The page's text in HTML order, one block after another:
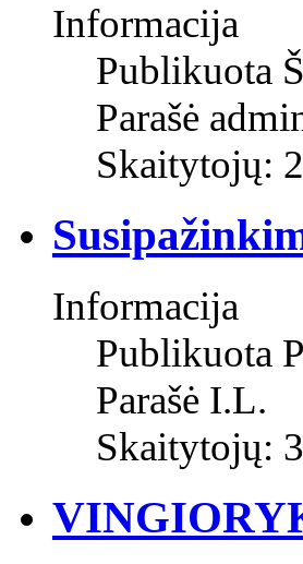
Informacija
Publikuota
Parašė
Skaitytojų:
Informacija
Publikuota
Parašė I.L.
Skaitytojų: